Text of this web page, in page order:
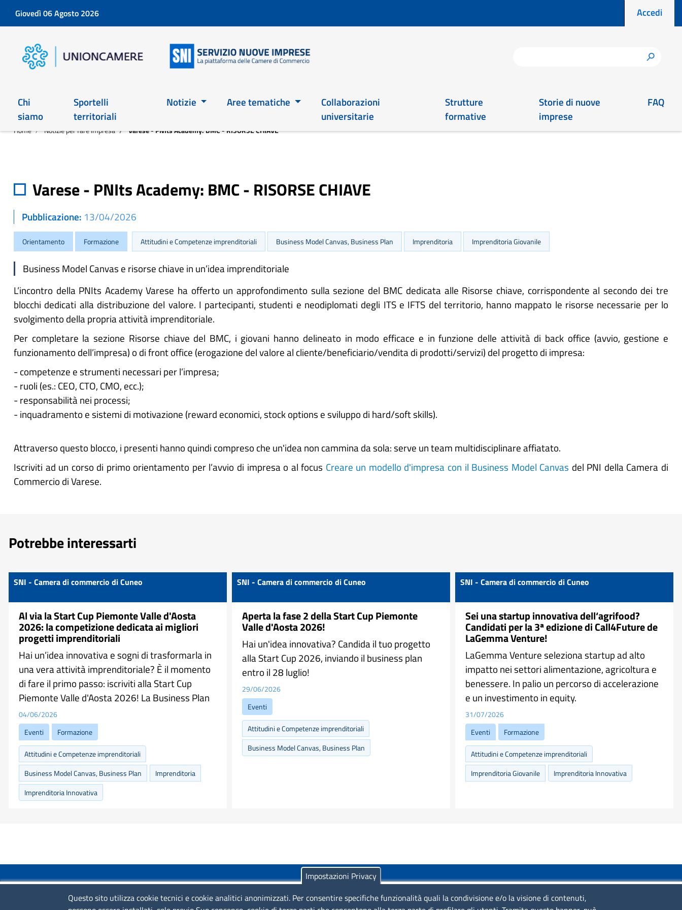
Giovedì 06 Agosto 2026 Menu
Accedi
h
Main 2026
Chi
siamo
Sportelli
territoriali
Notizie Aree tematiche
Collaborazioni
universitarie
Strutture
formative
Storie di nuove
imprese
FAQ
Home Notizie per fare impresa Varese - PNIts Academy: BMC - RISORSE CHIAVE
Varese - PNIts Academy: BMC - RISORSE CHIAVE
Pubblicazione 13/04/2026
Orientamento Formazione Attitudini e Competenze imprenditoriali Business Model Canvas, Business Plan Imprenditoria Imprenditoria Giovanile
Business Model Canvas e risorse chiave in un’idea imprenditoriale
L’incontro della PNIts Academy Varese ha offerto un approfondimento sulla sezione del BMC dedicata alle Risorse chiave, corrispondente al secondo dei tre
blocchi dedicati alla distribuzione del valore. I partecipanti, studenti e neodiplomati degli ITS e IFTS del territorio, hanno mappato le risorse necessarie per lo
svolgimento della propria attività imprenditoriale.
Per completare la sezione Risorse chiave del BMC, i giovani hanno delineato in modo efficace e in funzione delle attività di back office (avvio, gestione e
funzionamento dell’impresa) o di front office (erogazione del valore al cliente/beneficiario/vendita di prodotti/servizi) del progetto di impresa:
- competenze e strumenti necessari per l’impresa;
- ruoli (es.: CEO, CTO, CMO, ecc.);
- responsabilità nei processi;
- inquadramento e sistemi di motivazione (reward economici, stock options e sviluppo di hard/soft skills).
Attraverso questo blocco, i presenti hanno quindi compreso che un'idea non cammina da sola: serve un team multidisciplinare affiatato.
Iscriviti ad un corso di primo orientamento per l’avvio di impresa o al focus Creare un modello d'impresa con il Business Model Canvas del PNI della Camera di
Commercio di Varese.
Potrebbe interessarti
SNI - Camera di commercio di Cuneo
Al via la Start Cup Piemonte Valle d'Aosta
2026: la competizione dedicata ai migliori
progetti imprenditoriali
Hai un’idea innovativa e sogni di trasformarla in
una vera attività imprenditoriale? È il momento
di fare il primo passo: iscriviti alla Start Cup
Piemonte Valle d'Aosta 2026! La Business Plan
04/06/2026
Eventi
Formazione
Attitudini e Competenze imprenditoriali
Business Model Canvas, Business Plan
Imprenditoria
Imprenditoria Innovativa
SNI - Camera di commercio di Cuneo
Aperta la fase 2 della Start Cup Piemonte
Valle d'Aosta 2026!
Hai un'idea innovativa? Candida il tuo progetto
alla Start Cup 2026, inviando il business plan
entro il 28 luglio!
29/06/2026
Eventi
Attitudini e Competenze imprenditoriali
Business Model Canvas, Business Plan
SNI - Camera di commercio di Cuneo
Sei una startup innovativa dell‘agrifood?
Candidati per la 3ª edizione di Call4Future de
LaGemma Venture!
LaGemma Venture seleziona startup ad alto
impatto nei settori alimentazione, agricoltura e
benessere. In palio un percorso di accelerazione
e un investimento in equity.
31/07/2026
Eventi
Formazione
Attitudini e Competenze imprenditoriali
Imprenditoria Giovanile
Imprenditoria Innovativa
COLLEGAMENTI VELOCI SERVIZIO REALIZZATO DA
Impostazioni Privacy
Questo sito utilizza cookie tecnici e cookie analitici anonimizzati. Per consentire specifiche funzionalità quali la condivisione e/o la visione di contenuti,